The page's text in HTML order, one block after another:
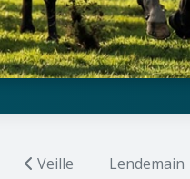
Veille Lendemain